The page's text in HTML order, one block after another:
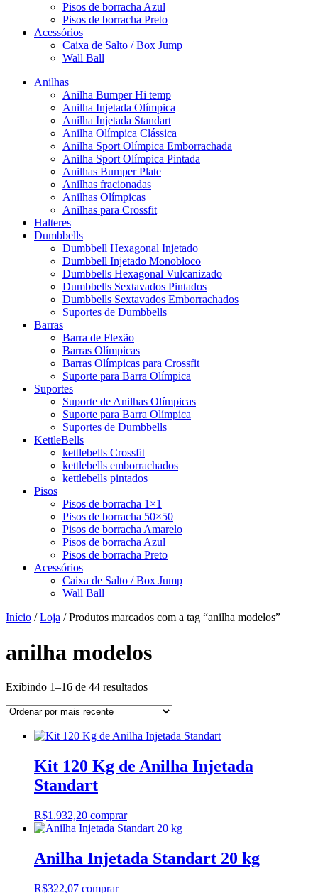
Pisos de borracha Azul
Pisos de borracha Preto
Acessórios
Caixa de Salto / Box Jump
Wall Ball
Anilhas
Anilha Bumper Hi temp
Anilha Injetada Olímpica
Anilha Injetada Standart
Anilha Olímpica Clássica
Anilha Sport Olímpica Emborrachada
Anilha Sport Olímpica Pintada
Anilhas Bumper Plate
Anilhas fracionadas
Anilhas Olímpicas
Anilhas para Crossfit
Halteres
Dumbbells
Dumbbell Hexagonal Injetado
Dumbbell Injetado Monobloco
Dumbbells Hexagonal Vulcanizado
Dumbbells Sextavados Pintados
Dumbbells Sextavados Emborrachados
Suportes de Dumbbells
Barras
Barra de Flexão
Barras Olímpicas
Barras Olímpicas para Crossfit
Suporte para Barra Olímpica
Suportes
Suporte de Anilhas Olímpicas
Suporte para Barra Olímpica
Suportes de Dumbbells
KettleBells
kettlebells Crossfit
kettlebells emborrachados
kettlebells pintados
Pisos
Pisos de borracha 1×1
Pisos de borracha 50×50
Pisos de borracha Amarelo
Pisos de borracha Azul
Pisos de borracha Preto
Acessórios
Caixa de Salto / Box Jump
Wall Ball
Início /Loja / Produtos marcados com a tag “anilha modelos”
anilha modelos
Exibindo 1–16 de 44 resultadosClassificado
mais
Kit 120 Kg de Anilha Injetada
Standart
R$1.932,20 comprar
Anilha Injetada Standart 20 kg
R$322,07 comprar